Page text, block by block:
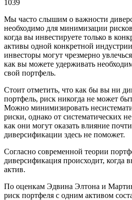
1039
Мы часто слышим о важности
необходимо для минимизации
когда вы инвестируете только в
активы одной конкретной
инвесторы могут чрезмерно
как вы можете удерживать
свой портфель.
Стоит отметить, что как бы вы ни
портфель, риск никогда не может
Можно минимизировать
риски, однако от систематических
как они могут оказать влияние
диверсификации здесь не поможет.
Согласно современной теории
диверсификация происходит, когда
актив.
По оценкам Эдвина Элтона и
риск портфеля с одним активом